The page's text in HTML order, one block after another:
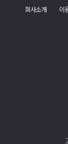
회사소개 이